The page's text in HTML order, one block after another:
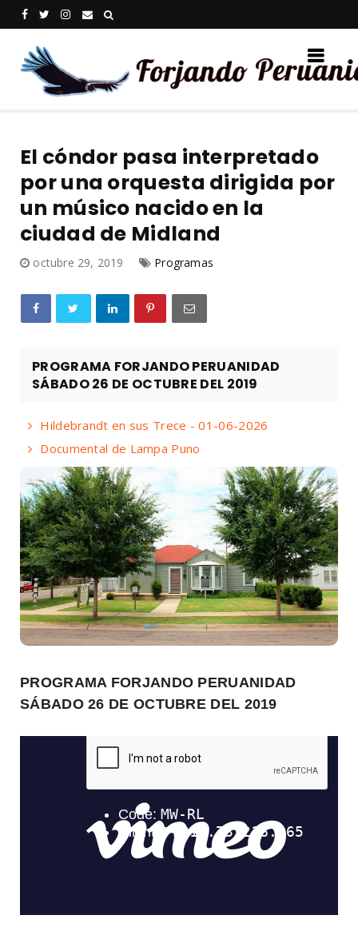
El cóndor pasa interpretado
por una orquesta dirigida por
un músico nacido en la
ciudad de Midland
octubre 29, 2019 Programas
PROGRAMA FORJANDO PERUANIDAD
SÁBADO 26 DE OCTUBRE DEL 2019
Hildebrandt en sus Trece - 01-06-2026
Documental de Lampa Puno
PROGRAMA FORJANDO PERUANIDAD
SÁBADO 26 DE OCTUBRE DEL 2019